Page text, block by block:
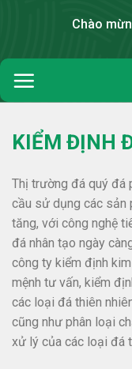
Chào
KIỂM ĐỊNH
Thị trường đá quý đá
cầu sử dụng các sản
tăng, với công nghệ
đá nhân tạo ngày
công ty kiểm định
mệnh tư vấn, kiểm
các loại đá thiên
cũng như phân loại
xử lý của các loại đá